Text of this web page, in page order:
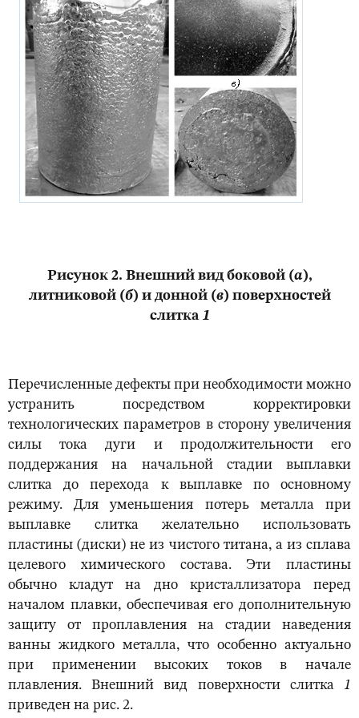
Рисунок 2. Внешний вид боковой (а),
литниковой (б) и донной (в) поверхностей
слитка 1
Перечисленные дефекты при необходимости можно
устранить посредством корректировки
технологических параметров в сторону увеличения
силы тока дуги и продолжительности его
поддержания на начальной стадии выплавки
слитка до перехода к выплавке по основному
режиму. Для уменьшения потерь металла при
выплавке слитка желательно использовать
пластины (диски) не из чистого титана, а из сплава
целевого химического состава. Эти пластины
обычно кладут на дно кристаллизатора перед
началом плавки, обеспечивая его дополнительную
защиту от проплавления на стадии наведения
ванны жидкого металла, что особенно актуально
при применении высоких токов в начале
плавления. Внешний вид поверхности слитка 1
приведен на рис. 2.